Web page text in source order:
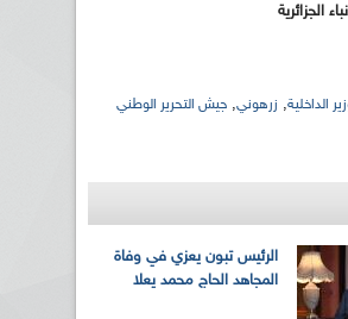
الجزائرية
الداخلية, زرهوني, جيش التحرير الوطني
الرئيس تبون يعزي في وفاة
المجاهد الحاج محمد يعلا